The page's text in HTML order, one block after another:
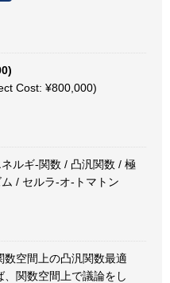
Cost: ¥800,000)
ルギ-関数 / 凸汎関数 / 極
/ セルラ-オ-トマトン
空間上の凸汎関数最適
関数空間上で議論をし